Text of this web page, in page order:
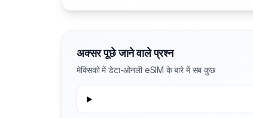
अक्सर पूछे जाने वाले प्रश्न
मेक्सिको में डेटा-ओनली eSIM के बारे में सब कुछ